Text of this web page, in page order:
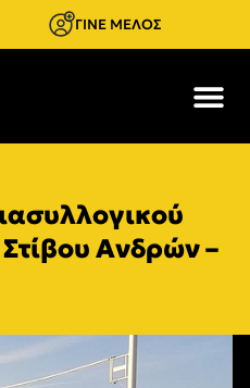
ΓΙΝΕ ΜΕΛΟΣ
Ανδρών –